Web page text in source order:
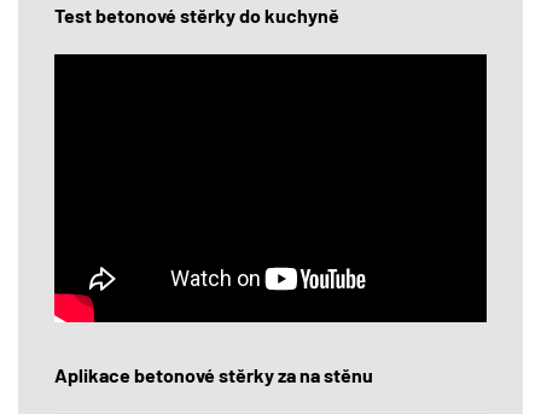
Test betonové stěrky do kuchyně
Aplikace betonové stěrky za na stěnu